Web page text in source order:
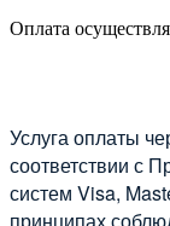
Оплата
Услуга оплаты
соответствии с
систем Visa,